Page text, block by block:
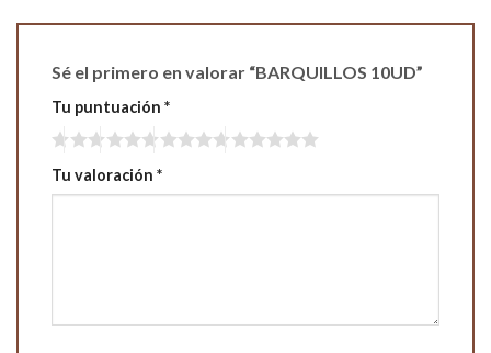
Sé el primero en valorar “BARQUILLOS 10UD”
Tu puntuación *
Tu valoración *